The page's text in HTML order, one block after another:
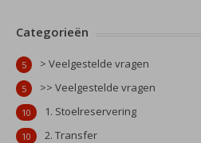
Categorieën
> Veelgestelde vragen
5
>> Veelgestelde vragen
5
1. Stoelreservering
10
2. Transfer
10